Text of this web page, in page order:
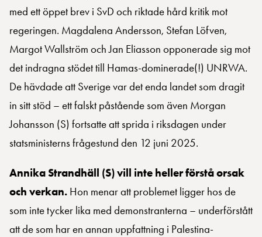
med ett öppet brev i SvD och riktade hård kritik mot
regeringen. Magdalena Andersson, Stefan Löfven,
Margot Wallström och Jan Eliasson opponerade sig mot
det indragna stödet till Hamas-dominerade(!) UNRWA.
De hävdade att Sverige var det enda landet som dragit
in sitt stöd – ett falskt påstående som även Morgan
Johansson (S) fortsatte att sprida i riksdagen under
statsministerns frågestund den 12 juni 2025.
Annika Strandhäll (S) vill inte heller förstå orsak
och verkan. Hon menar att problemet ligger hos de
som inte tycker lika med demonstranterna – underförstått
att de som har en annan uppfattning i Palestina-